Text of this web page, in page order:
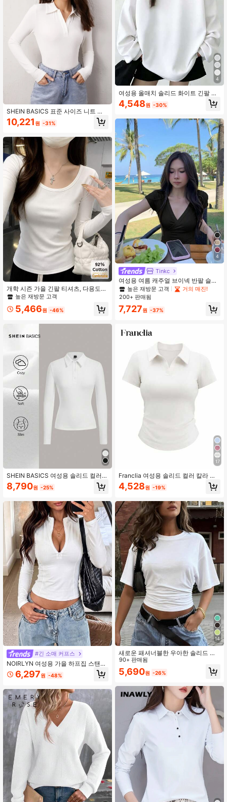
SHEIN BASICS 표준 사이즈 니트 솔
리드 컬러 카라 하프 오픈 가슴 슬림핏
긴팔 티셔츠, 봄/가을
10,221 원 -31%
개학 시즌 가을 긴팔 티셔츠, 다용도
화이트 빅 U넥 탑, 슬림한 솔리드 컬러
얼
높은 재방문 고객
5,466원 -46%
SHEIN BASICS 여성용 솔리드 컬러
니트 슬림핏 브이넥 긴팔 캐주얼 티셔
츠 화이트 탑
8,790원 -25%
#긴 소매 커프스
NOIRLYN 여성용 가을 하프집 스탠드
칼라 긴팔 스포츠 티셔츠, 섹시한 슬림
핏 허리 탑 화이트 캐주얼
6,297원 -48%
4
여성용 올매치 솔리드 화이트 긴팔 루
즈핏 캐주얼 레이어링 티셔츠, 학생,
일상복, 통근 봄에 적합
4,548원 -30%
4
Tinkc
여성용 여름 캐주얼 브이넥 반팔 슬림
핏 스트레치 티셔츠 탑 블랙
높은 재방문 고객
거의 매진!
200+ 판매됨
7,727원 -37%
17
Franclia 여성용 솔리드 컬러 칼라 반
팔 플리츠 슬림 캐주얼 티셔츠
4,528원 -19%
14
새로운 패셔너블한 우아한 솔리드 컬
러 캐주얼 다용도 허리 주름 티셔츠,
일상, 학교, 해변, 휴가, 홈웨어에 적합
한 화이트 여름, 클린 걸 에스테틱
90+ 판매됨
5,690원 -26%